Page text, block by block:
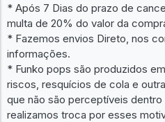
* Após 7 Dias do prazo de
multa de 20% do valor da
* Fazemos envios Direto, nos
informações.
* Funko pops são produzidos
riscos, resquícios de cola e
que não são perceptíveis
realizamos troca por esses